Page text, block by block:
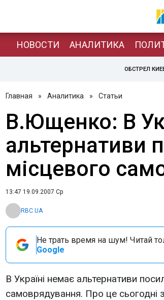
НОВОСТИ АНАЛИТИКА
ОБСТРЕЛ
Главная » Аналитика » Статьи
В.Ющенко: В
альтернативи
місцевого
13:47 19.09.2007 Ср
RBC.UA
Не трать время на шум! Читай
Google
В Україні немає альтернативи
самоврядування. Про це сьогодні